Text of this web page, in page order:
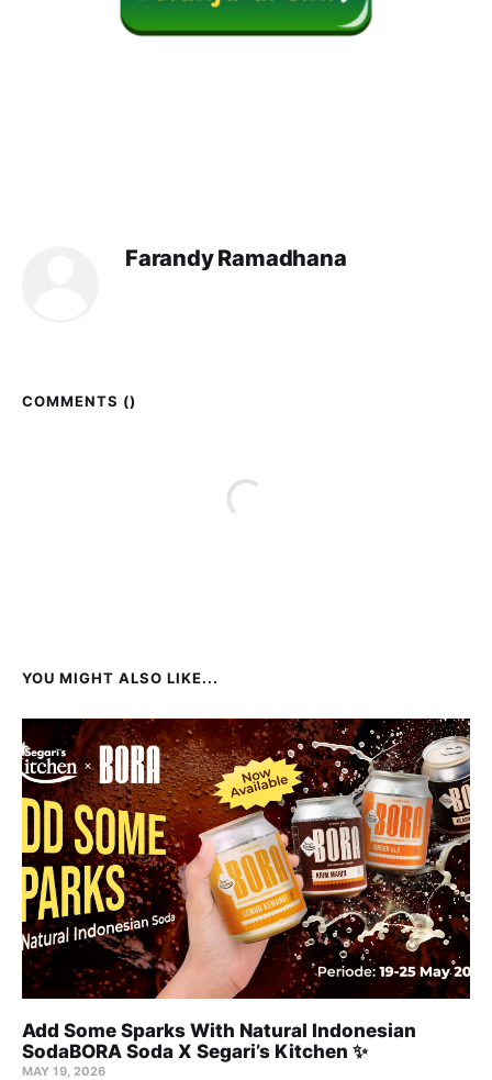
Farandy Ramadhana
COMMENTS ()
YOU MIGHT ALSO LIKE...
Add Some Sparks With Natural Indonesian
SodaBORA Soda X Segari’s Kitchen ✨
MAY 19, 2026